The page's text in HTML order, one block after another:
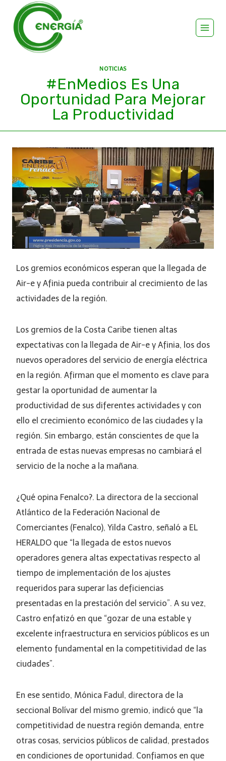
NOTICIAS
#EnMedios Es Una
Oportunidad Para Mejorar
La Productividad
Los gremios económicos esperan que la llegada de
Air-e y Afinia pueda contribuir al crecimiento de las
actividades de la región.
Los gremios de la Costa Caribe tienen altas
expectativas con la llegada de Air-e y Afinia, los dos
nuevos operadores del servicio de energía eléctrica
en la región. Afirman que el momento es clave para
gestar la oportunidad de aumentar la
productividad de sus diferentes actividades y con
ello el crecimiento económico de las ciudades y la
región. Sin embargo, están conscientes de que la
entrada de estas nuevas empresas no cambiará el
servicio de la noche a la mañana.
¿Qué opina Fenalco?. La directora de la seccional
Atlántico de la Federación Nacional de
Comerciantes (Fenalco), Yilda Castro, señaló a EL
HERALDO que “la llegada de estos nuevos
operadores genera altas expectativas respecto al
tiempo de implementación de los ajustes
requeridos para superar las deficiencias
presentadas en la prestación del servicio”. A su vez,
Castro enfatizó en que “gozar de una estable y
excelente infraestructura en servicios públicos es un
elemento fundamental en la competitividad de las
ciudades”.
En ese sentido, Mónica Fadul, directora de la
seccional Bolívar del mismo gremio, indicó que “la
competitividad de nuestra región demanda, entre
otras cosas, servicios públicos de calidad, prestados
en condiciones de oportunidad. Confiamos en que